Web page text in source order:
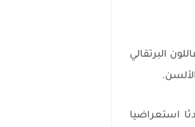
البرتقالي
استعراضيا